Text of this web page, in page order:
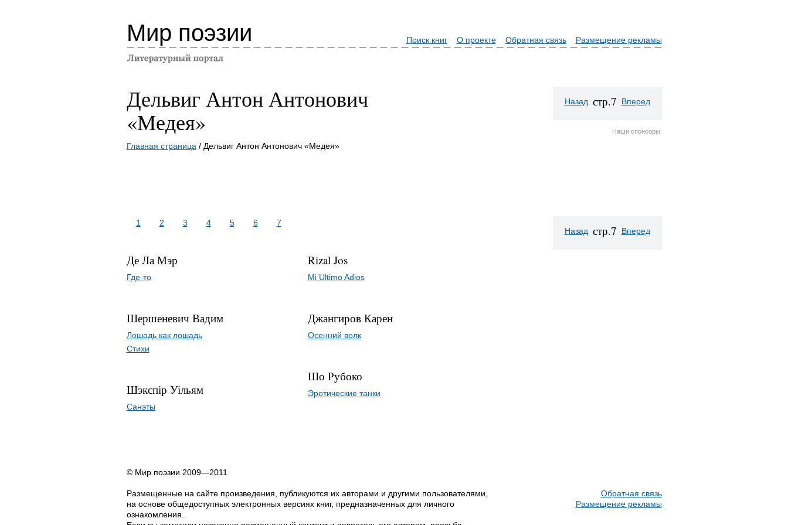
Мир поэзии Поиск книг О проекте Обратная связь Размещение рекламы
Дельвиг Антон Антонович
«Медея»
Главная страница / Дельвиг Антон Антонович «Медея»
Назад стр.7 Вперед
Наши спонсоры:
1 2 3 4 5 6 7
Де Ла Мэр
Где-то
Шершеневич Вадим
Лошадь как лошадь
Стихи
Шэкспір Уільям
Санэты
Rizal Jos
Mi Ultimo Adios
Джангиров Карен
Осенний волк
Шо Рубоко
Эротические танки
Назад стр.7 Вперед
© Мир поэзии 2009—2011
Размещенные на сайте произведения, публикуются их авторами и другими пользователями,
на основе общедоступных электронных версиях книг, предназначенных для личного
ознакомления.
Обратная связь
Размещение рекламы